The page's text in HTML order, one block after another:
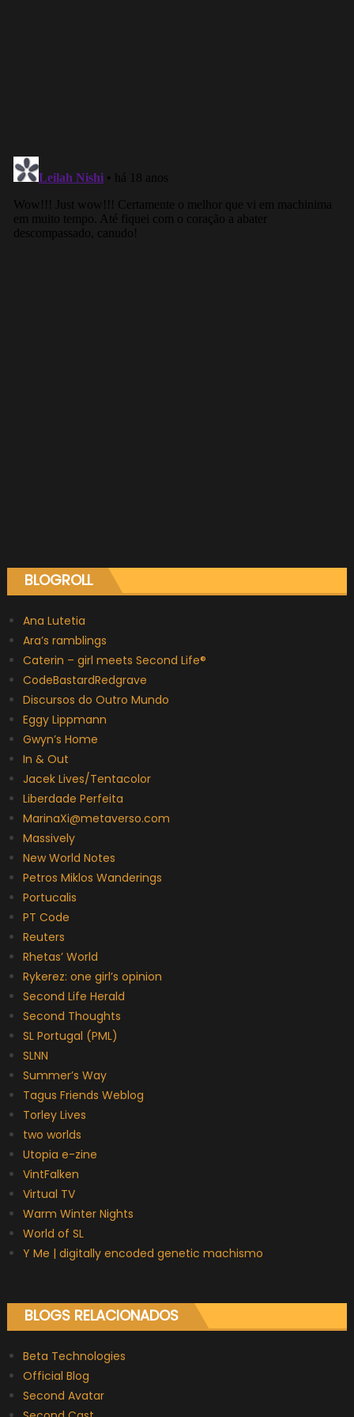
BLOGROLL
Ana Lutetia
Ara’s ramblings
Caterin – girl meets Second Life®
CodeBastardRedgrave
Discursos do Outro Mundo
Eggy Lippmann
Gwyn’s Home
In & Out
Jacek Lives/Tentacolor
Liberdade Perfeita
MarinaXi@metaverso.com
Massively
New World Notes
Petros Miklos Wanderings
Portucalis
PT Code
Reuters
Rhetas’ World
Rykerez: one girl’s opinion
Second Life Herald
Second Thoughts
SL Portugal (PML)
SLNN
Summer’s Way
Tagus Friends Weblog
Torley Lives
two worlds
Utopia e-zine
VintFalken
Virtual TV
Warm Winter Nights
World of SL
Y Me | digitally encoded genetic machismo
BLOGS RELACIONADOS
Beta Technologies
Official Blog
Second Avatar